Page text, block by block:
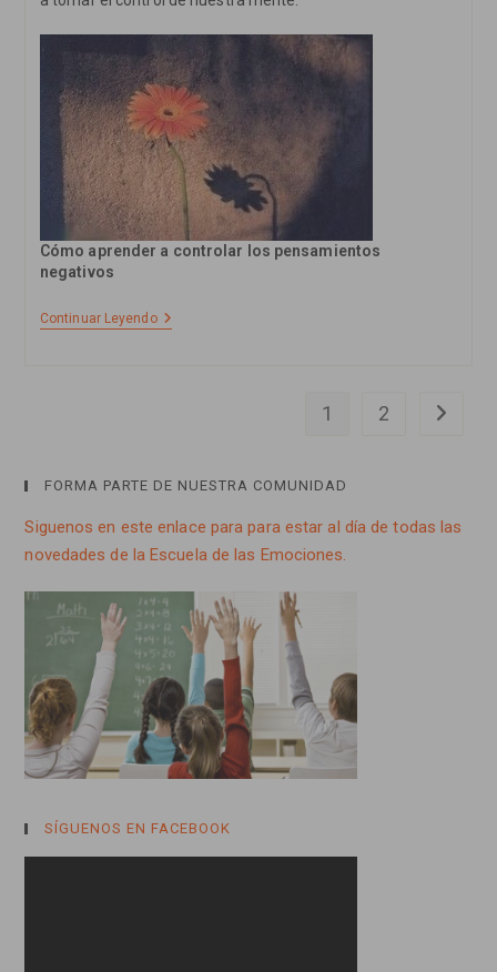
Cómo aprender a controlar los pensamientos
negativos
Continuar Leyendo4
Negativos
1 2 Ir a la
FORMA PARTE DE NUESTRA COMUNIDAD
Siguenos en este enlace para para estar al día de todas las
novedades de la Escuela de las Emociones.
SÍGUENOS EN FACEBOOK